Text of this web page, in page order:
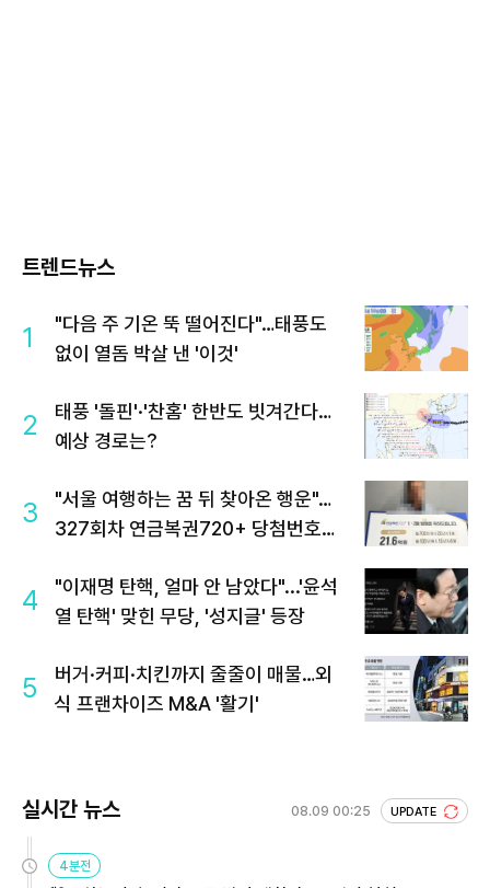
트렌드뉴스
1
"다음 주 기온 뚝 떨어진다"…태풍도
없이 열돔 박살 낸 '이것'
2
태풍 '돌핀'·'찬홈' 한반도 빗겨간다…
예상 경로는?
3
"서울 여행하는 꿈 뒤 찾아온 행운"…
327회차 연금복권720+ 당첨번호조
4
"이재명 탄핵, 얼마 안 남았다"...'윤석
열 탄핵' 맞힌 무당, '성지글' 등장
5
버거·커피·치킨까지 줄줄이 매물…외
식 프랜차이즈 M&A '활기'
실시간 뉴스 08.09 00:25 UPDATE
4분전